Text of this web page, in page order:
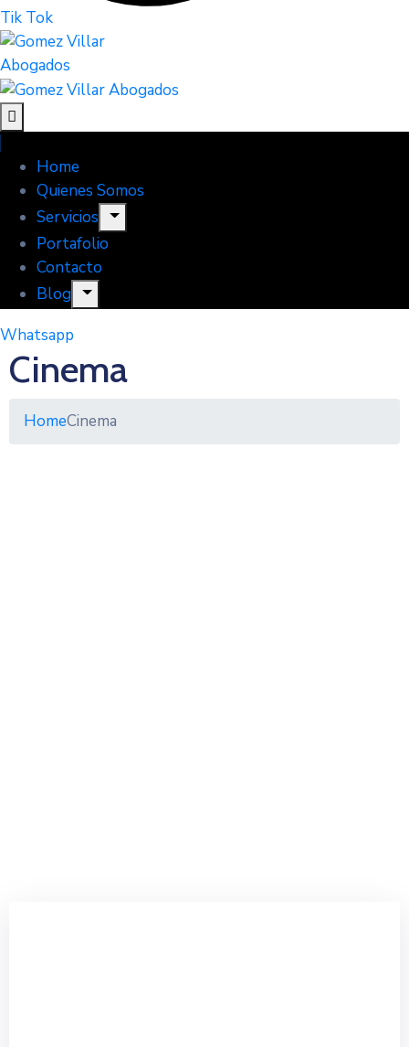
Tik Tok
Home
Quienes Somos
Servicios
Portafolio
Contacto
Blog
Whatsapp
Cinema
HomeCinema